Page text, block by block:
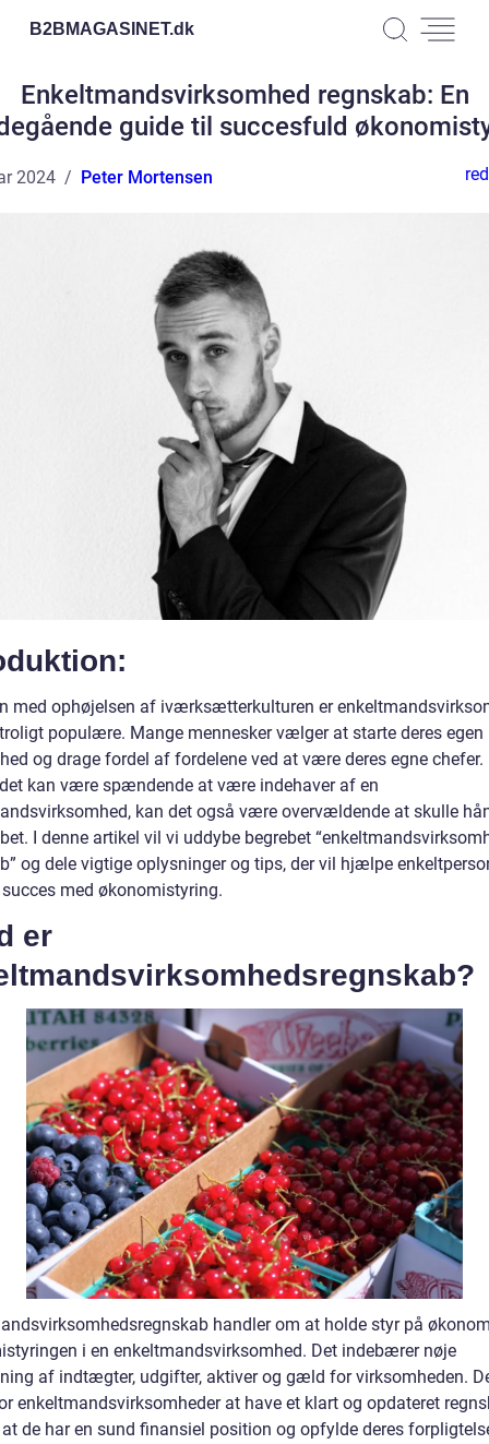
B2BMAGASINET.dk
Enkeltmandsvirksomhed regnskab: En
guide til succesfuld
2024 Peter Mortensen
med ophøjelsen af iværksætterkulturen er
populære. Mange mennesker vælger at starte deres egen
og drage fordel af fordelene ved at være deres egne chefer.
kan være spændende at være indehaver af en
kan det også være overvældende at skulle
I denne artikel vil vi uddybe begrebet
og dele vigtige oplysninger og tips, der vil hjælpe
med økonomistyring.
er
handler om at holde styr på
i en enkeltmandsvirksomhed. Det indebærer nøje
af indtægter, udgifter, aktiver og gæld for virksomheden.
enkeltmandsvirksomheder at have et klart og opdateret
de har en sund finansiel position og opfylde deres